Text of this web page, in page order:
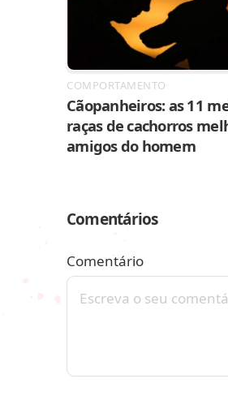
COMPORTAMENTO
Cãopanheiros: as 11
raças de cachorros
amigos do homem
Comentários
Comentário